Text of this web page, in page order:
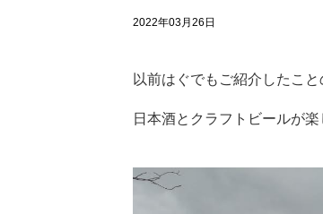
2022年03月26日
以前はぐでもご紹介したこ
日本酒とクラフトビールが